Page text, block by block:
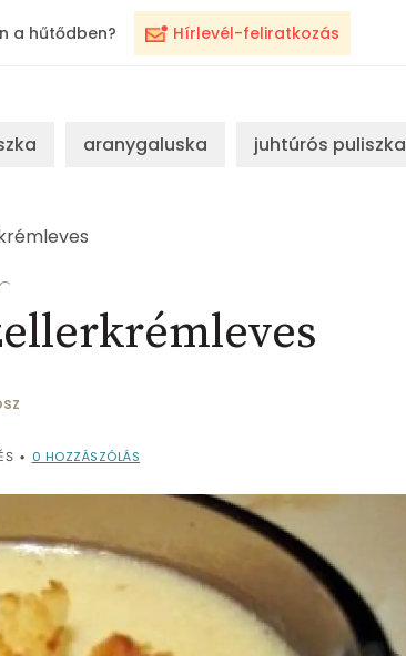
Hírlevél-feliratkozás
a hűtődben?
aranygaluska juhtúrós puliszka
• 0 HOZZÁSZÓLÁS